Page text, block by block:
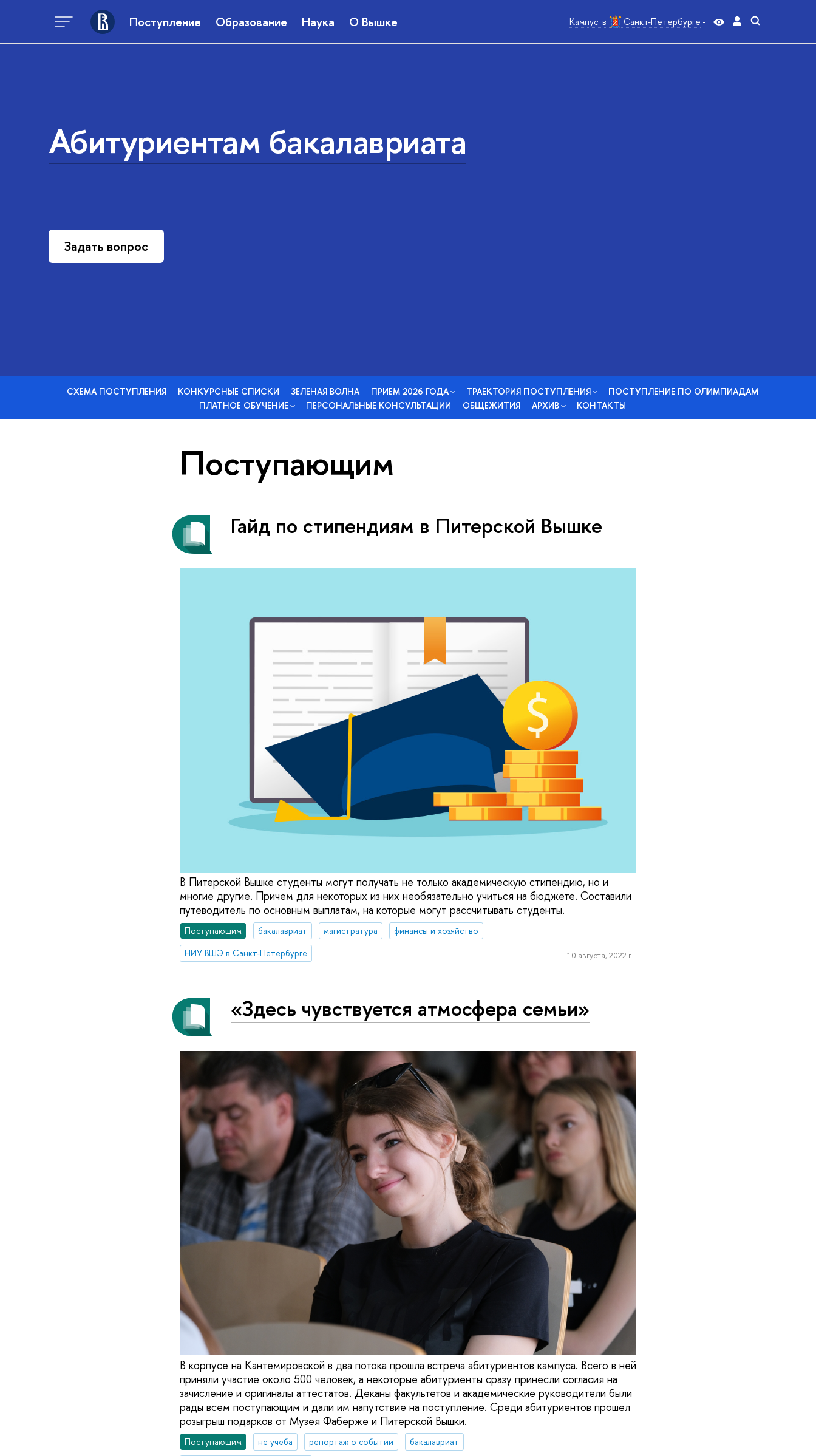
Поступление Образование Наука О Вышке Кампус в Санкт-Петербурге
Абитуриентам бакалавриата
Задать вопрос
СХЕМА ПОСТУПЛЕНИЯ КОНКУРСНЫЕ СПИСКИ ЗЕЛЕНАЯ ВОЛНА ПРИЕМ 2026 ГОДА ТРАЕКТОРИЯ ПОСТУПЛЕНИЯ
ПОСТУПЛЕНИЕ ПО ОЛИМПИАДАМ
ПЛАТНОЕ ОБУЧЕНИЕ
ПЕРСОНАЛЬНЫЕ КОНСУЛЬТАЦИИ ОБЩЕЖИТИЯ АРХИВ КОНТАКТЫ
Поступающим
Гайд по стипендиям в Питерской Вышке
В Питерской Вышке студенты могут получать не только академическую стипендию, но и
многие другие. Причем для некоторых из них необязательно учиться на бюджете. Составили
путеводитель по основным выплатам, на которые могут рассчитывать студенты.
Поступающим бакалавриат магистратура
финансы и хозяйство
НИУ ВШЭ в Санкт-Петербурге
10 августа, 2022 г.
«Здесь чувствуется атмосфера семьи»
В корпусе на Кантемировской в два потока прошла встреча абитуриентов кампуса. Всего в ней
приняли участие около 500 человек, а некоторые абитуриенты сразу принесли согласия на
зачисление и оригиналы аттестатов. Деканы факультетов и академические руководители были
рады всем поступающим и дали им напутствие на поступление. Среди абитуриентов прошел
розыгрыш подарков от Музея Фаберже и Питерской Вышки.
Поступающим не учеба репортаж о событии
бакалавриат